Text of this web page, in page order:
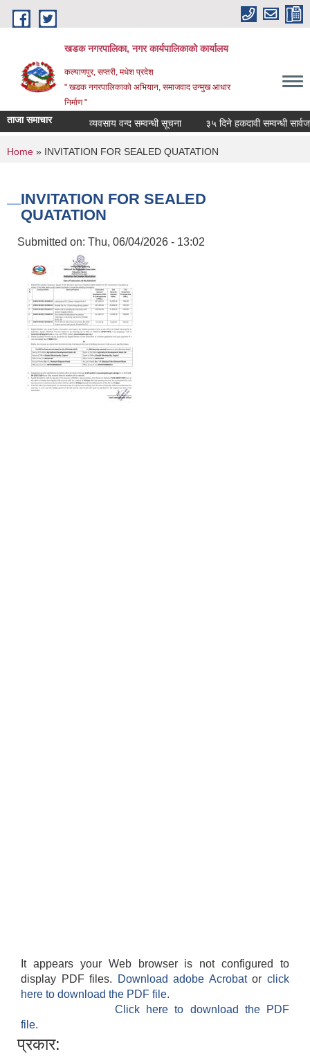
Skip to main content
खडक नगरपालिका, नगर कार्यपालिकाकाे कार्यालय
कल्याणपुर, सप्तरी, मधेश प्रदेश
" खडक नगरपालिकाको अभियान, समाजवाद उन्मुख आधार
निर्माण "
ताजा समाचार व्यवसाय वन्द सम्वन्धी सूचना ३५ दिने हकदावी सम्वन्धी
You are here
Home » INVITATION FOR SEALED QUATATION
INVITATION FOR SEALED
QUATATION
Submitted on: Thu, 06/04/2026 - 13:02
It appears your Web browser is not configured to
display PDF files.
Download adobe Acrobatorclick
here to download the PDF file.
Click here to download the PDF
file.
प्रकार: